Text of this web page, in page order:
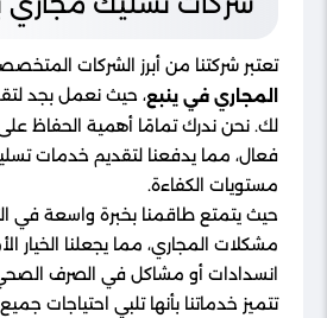
تعتبر شركتنا من أبرز الشركات
المجاري في ينبع، حيث نعمل بجد
لك. نحن ندرك تمامًا أهمية الحفاظ
فعال، مما يدفعنا لتقديم خدمات
مستويات الكفاءة.
حيث يتمتع طاقمنا بخبرة واسعة في
مشكلات المجاري، مما يجعلنا الخيار
انسدادات أو مشاكل في الصرف
تتميز خدماتنا بأنها تلبي احتياجات